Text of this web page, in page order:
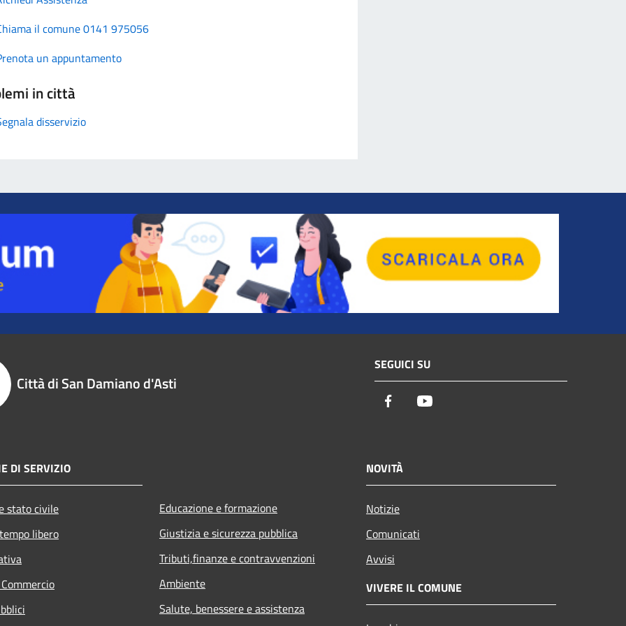
il comune 0141 975056
un appuntamento
in città
disservizio
Città di San Damiano d'Asti
SEGUICI SU
Facebook
DI SERVIZIO
stato civile
libero
Educazione e formazione
Giustizia e sicurezza pubblica
Tributi,finanze e contravvenzioni
Ambiente
Salute, benessere e assistenza
NOVITÀ
Notizie
Comunicati
Avvisi
VIVERE IL COMUNE